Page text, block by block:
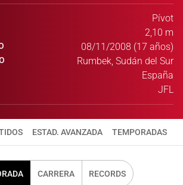
Pívot
2,10 m
08/11/2008 (17 años)
Rumbek, Sudán del Sur
España
JFL
ESTAD. AVANZADA TEMPORADAS
CARRERA RECORDS